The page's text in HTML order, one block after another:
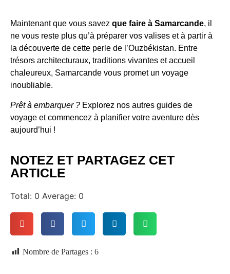
Maintenant que vous savez que faire à Samarcande, il
ne vous reste plus qu’à préparer vos valises et à partir à
la découverte de cette perle de l’Ouzbékistan. Entre
trésors architecturaux, traditions vivantes et accueil
chaleureux, Samarcande vous promet un voyage
inoubliable.
Prêt à embarquer ? Explorez nos autres guides de
voyage et commencez à planifier votre aventure dès
aujourd’hui !
NOTEZ ET PARTAGEZ CET
ARTICLE
Total: 0 Average: 0
Nombre de Partages : 6